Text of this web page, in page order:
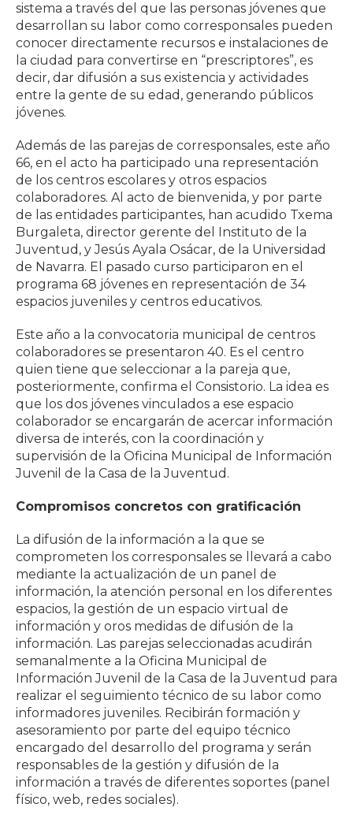
sistema a través del que las personas jóvenes que
desarrollan su labor como corresponsales pueden
conocer directamente recursos e instalaciones de
la ciudad para convertirse en “prescriptores”, es
decir, dar difusión a sus existencia y actividades
entre la gente de su edad, generando públicos
jóvenes.
Además de las parejas de corresponsales, este año
66, en el acto ha participado una representación
de los centros escolares y otros espacios
colaboradores. Al acto de bienvenida, y por parte
de las entidades participantes, han acudido Txema
Burgaleta, director gerente del Instituto de la
Juventud, y Jesús Ayala Osácar, de la Universidad
de Navarra. El pasado curso participaron en el
programa 68 jóvenes en representación de 34
espacios juveniles y centros educativos.
Este año a la convocatoria municipal de centros
colaboradores se presentaron 40. Es el centro
quien tiene que seleccionar a la pareja que,
posteriormente, confirma el Consistorio. La idea es
que los dos jóvenes vinculados a ese espacio
colaborador se encargarán de acercar información
diversa de interés, con la coordinación y
supervisión de la Oficina Municipal de Información
Juvenil de la Casa de la Juventud.
Compromisos concretos con gratificación
La difusión de la información a la que se
comprometen los corresponsales se llevará a cabo
mediante la actualización de un panel de
información, la atención personal en los diferentes
espacios, la gestión de un espacio virtual de
información y oros medidas de difusión de la
información. Las parejas seleccionadas acudirán
semanalmente a la Oficina Municipal de
Información Juvenil de la Casa de la Juventud para
realizar el seguimiento técnico de su labor como
informadores juveniles. Recibirán formación y
asesoramiento por parte del equipo técnico
encargado del desarrollo del programa y serán
responsables de la gestión y difusión de la
información a través de diferentes soportes (panel
físico, web, redes sociales).